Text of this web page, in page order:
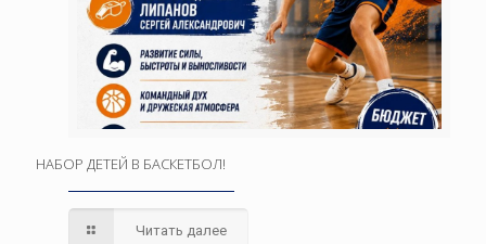
НАБОР ДЕТЕЙ В БАСКЕТБОЛ!
Читать далее